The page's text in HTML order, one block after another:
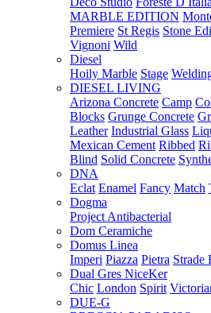
MARBLE EDITION
Premiere St Regis Stone
Vignoni Wild
Diesel
Hoily Marble Stage
DIESEL LIVING
Arizona Concrete Camp
Blocks Grunge Concrete
Leather Industrial Glass
Mexican Cement Ribbed
Blind Solid Concrete
DNA
Eclat Enamel Fancy Match
Dogma
Project Antibacterial
Dom Ceramiche
Domus Linea
Imperi Piazza Pietra Strade
Dual Gres NiceKer
Chic London Spirit
DUE-G